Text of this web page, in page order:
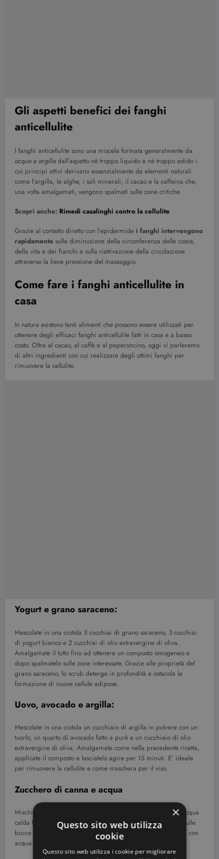
Gli aspetti benefici dei fanghi
anticellulite
I fanghi anticellulite sono una miscela formata generalmente da
acqua e argilla dall’aspetto né troppo liquido e né troppo solido i
cui principi attivi derivano essenzialmente da elementi naturali
come l’argilla, le alghe, i sali minerali, il cacao e la caffeina che,
una volta amalgamati, vengono spalmati sulle zone critiche.
Scopri anche: Rimedi casalinghi contro la cellulite
Grazie al contatto diretto con l’epidermide i fanghi intervengono
rapidamente sulla diminuzione della circonferenza delle cosce,
della vita e dei fianchi e sulla riattivazione della circolazione
attraverso la lieve pressione del massaggio.
Come fare i fanghi anticellulite in
casa
In natura esistono tanti alimenti che possono essere utilizzati per
ottenere degli efficaci fanghi anticellulite fatti in casa e a basso
costo. Oltre al cacao, al caffè e al peperoncino, oggi vi parleremo
di altri ingredienti con cui realizzare degli ottimi fanghi per
rimuovere la cellulite.
Yogurt e grano saraceno:
Mescolate in una ciotola 3 cucchiai di grano saraceno, 3 cucchiai
di yogurt bianco e 2 cucchiai di olio extravergine di oliva.
Amalgamate il tutto fino ad ottenere un composto omogeneo e
dopo spalmatelo sulle zone interessate. Grazie alle proprietà del
grano saraceno, lo scrub deterge in profondità e ostacola la
formazione di nuove cellule adipose.
Uovo, avocado e argilla:
Mescolate in una ciotola un cucchiaio di argilla in polvere con un
tuorlo, un quarto di avocado fatto a purè e un cucchiaio di olio
extravergine di oliva. Amalgamate come nella precedente ricetta,
applicate il composto e lasciatelo agire per 15 minuti. E’ ideale
per rimuovere la cellulite e come maschera per il viso.
Zucchero di canna e acqua
Mischiate 3 cucchiai di zucchero di canna in una ciotola di acqua
calda fino ad ottenere un impasto. Massaggiate il composto sulle
bucce d’arancia e lasciarlo agire per 30 minuti. Risciacquate con
acqua calda.
×
Questo sito web utilizza
cookie
Questo sito web utilizza i cookie per migliorare